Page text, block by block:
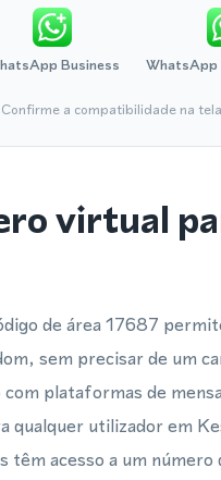
Business WhatsApp
a compatibilidade na
virtual
de área 17687
sem precisar de um
plataformas de
utilizador em
acesso a um